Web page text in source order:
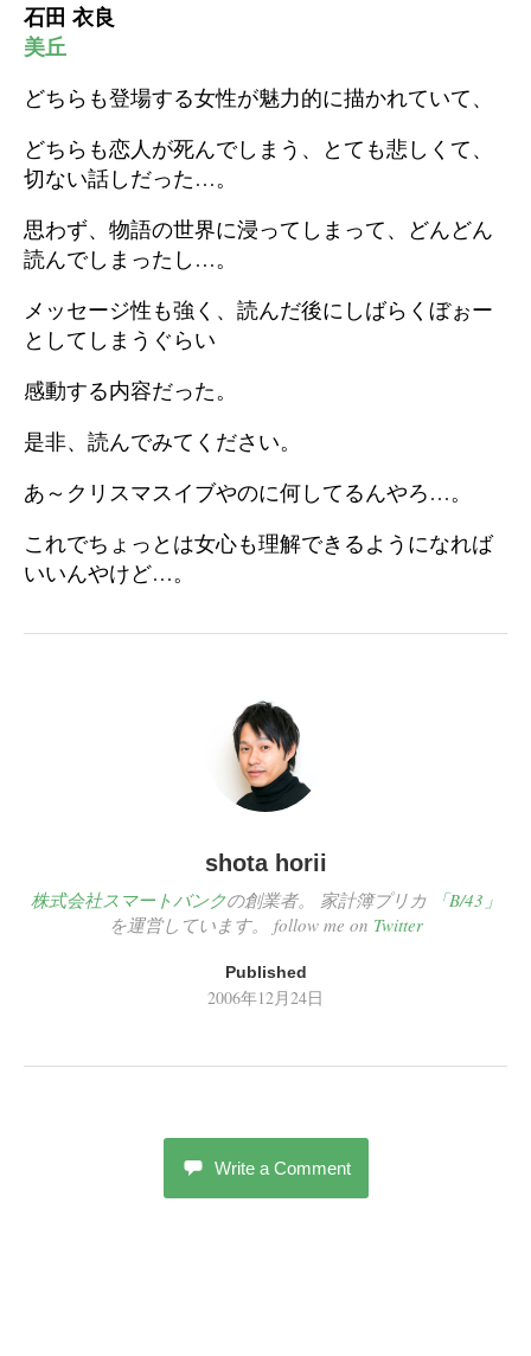
石田 衣良
美丘
どちらも登場する女性が魅力的に描かれていて、
どちらも恋人が死んでしまう、とても悲しくて、
切ない話しだった…。
思わず、物語の世界に浸ってしまって、どんどん
読んでしまったし…。
メッセージ性も強く、読んだ後にしばらくぼぉー
としてしまうぐらい
感動する内容だった。
是非、読んでみてください。
あ～クリスマスイブやのに何してるんやろ…。
これでちょっとは女心も理解できるようになれば
いいんやけど…。
shota horii
株式会社スマートバンクの創業者。 家計簿プリカ
「B/43」
を運営しています。 follow me on Twitter
Published
2006年12月24日
Write a Comment